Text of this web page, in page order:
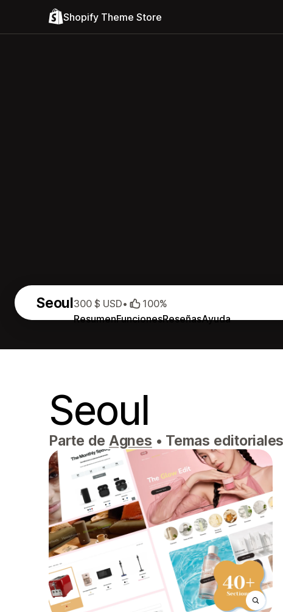
Shopify Theme Store
Seoul
ResumenFuncionesReseñasAyuda
300 $ USD• 100%
Seoul
Parte de Agnes • Temas